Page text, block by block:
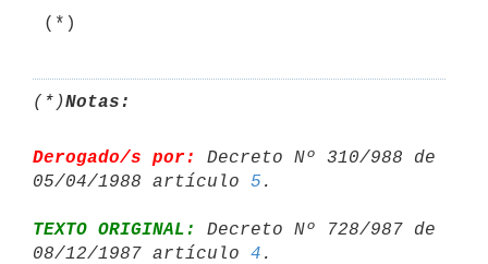
(*)Notas:
Derogado/s por:
Decreto Nº 310/988 de
05/04/1988 artículo 5
TEXTO ORIGINAL:
Decreto Nº 728/987 de
08/12/1987 artículo 4